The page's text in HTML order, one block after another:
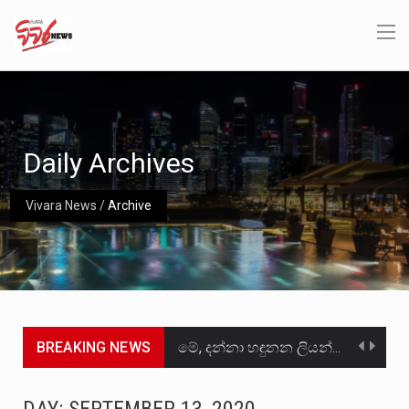
Vivara News /Archive
Daily Archives
BREAKING NEWS මේ, දන්නා හඳුනන ලියන්නකුගේ නන්නාඳුනන අඩවියක සැරිසරා ලද ආස්වාදනීය මොහොතක සිංහාවලෝකනයකි .කෙටි කවියක දිගු බර…